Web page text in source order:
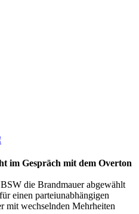
im Gespräch mit dem Overton
die Brandmauer abgewählt
einen parteiunabhängigen
mit wechselnden Mehrheiten